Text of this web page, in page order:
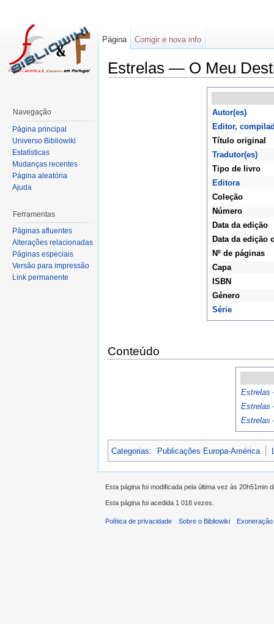
Estrelas — O Meu
Autor(es)
Editor,
Título original
Tradutor(es)
Tipo de livro
Editora
Coleção
Número
Data da edição
Data da edição
Nº de páginas
Capa
ISBN
Género
Série
Conteúdo
Estrelas
Estrelas
Estrelas
Categorias: Publicações Europa-América
Página Corrigir e nova info
Navegação
Página principal
Universo Bibliowiki
Estatísticas
Mudanças recentes
Página aleatória
Ajuda
Ferramentas
Páginas afluentes
Alterações relacionadas
Páginas especiais
Versão para impressão
Link permanente
Esta página foi modificada pela última vez às 20h51min
Esta página foi acedida 1 018 vezes.
Política de privacidade Sobre o Bibliowiki